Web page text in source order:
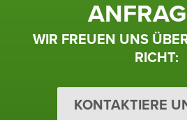
WIR FREUEN UNS
RICHT:
KONTAKTIERE